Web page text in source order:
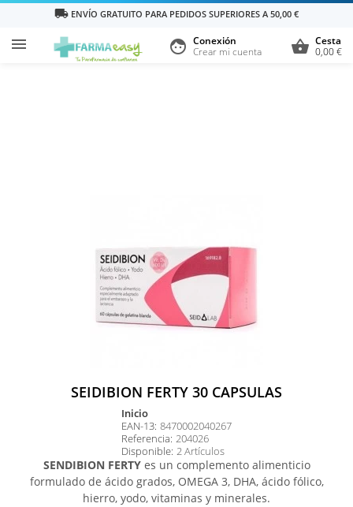
local_shipping ENVÍO GRATUITO PARA PEDIDOS SUPERIORES A 50,00 €
 shopping_basket Cesta
0,00 €
face Conexión
Crear mi cuenta
SEIDIBION FERTY 30 CAPSULAS
inicio
EAN-13: 8470002040267
Referencia: 204026
Disponible: 2 Artículos
SENDIBION FERTYes un complemento alimenticio
formulado de ácido grados, OMEGA 3, DHA, ácido fólico,
hierro, yodo, vitaminas y minerales.